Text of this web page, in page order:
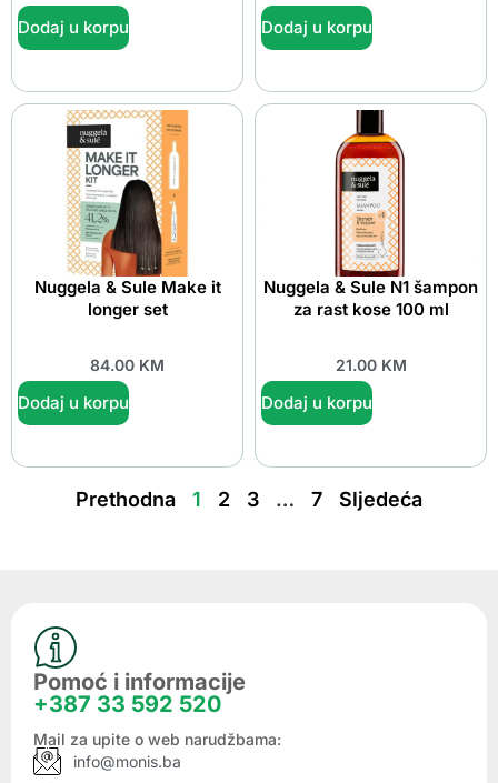
Dodaj u korpu Dodaj u korpu
Nuggela & Sule Make it
longer set
84.00 KM
Dodaj u korpu
Nuggela & Sule N1 šampon
za rast kose 100 ml
21.00 KM
Dodaj u korpu
Prethodna 1 2 3 … 7 Sljedeća
Pomoć i informacije
+387 33 592 520
Mail za upite o web narudžbama:
info@monis.ba